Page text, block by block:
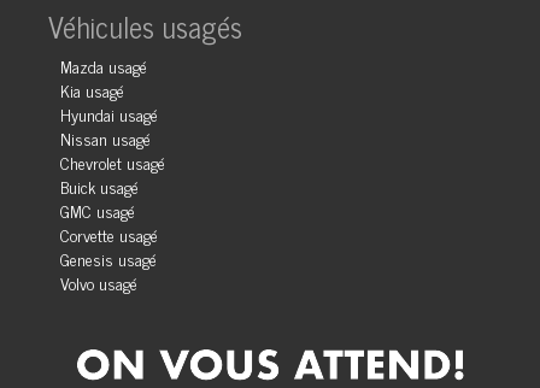
Véhicules usagés
Mazda usagé
Kia usagé
Hyundai usagé
Nissan usagé
Chevrolet usagé
Buick usagé
GMC usagé
Corvette usagé
Genesis usagé
Volvo usagé